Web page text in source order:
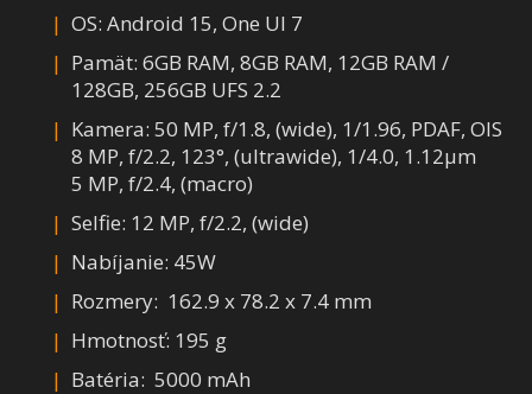
OS: Android 15, One UI 7
Pamät: 6GB RAM, 8GB RAM, 12GB RAM /
128GB, 256GB UFS 2.2
Kamera: 50 MP, f/1.8, (wide), 1/1.96, PDAF, OIS
8 MP, f/2.2, 123°, (ultrawide), 1/4.0, 1.12µm
5 MP, f/2.4, (macro)
Selfie: 12 MP, f/2.2, (wide)
Nabíjanie: 45W
Rozmery: 162.9 x 78.2 x 7.4 mm
Hmotnosť: 195 g
Batéria: 5000 mAh